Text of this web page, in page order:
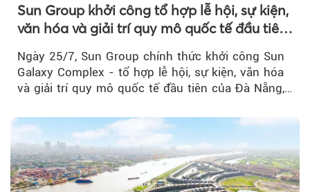
Sun Group khởi công tổ hợp lễ hội, sự kiện,
văn hóa và giải trí quy mô quốc tế đầu tiên
Ngày 25/7, Sun Group chính thức khởi công Sun
Galaxy Complex - tổ hợp lễ hội, sự kiện, văn hóa
và giải trí quy mô quốc tế đầu tiên của Đà Nẵng,…